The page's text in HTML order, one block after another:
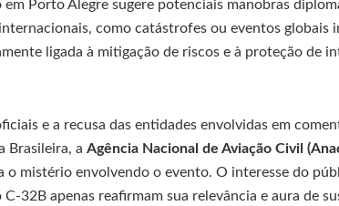
Porto Alegre sugere potenciais manobras
como catástrofes ou eventos globais
ligada à mitigação de riscos e à proteção de
e a recusa das entidades envolvidas em
Brasileira, a Agência Nacional de Aviação Civil
o mistério envolvendo o evento. O interesse do
32B apenas reafirmam sua relevância e aura de